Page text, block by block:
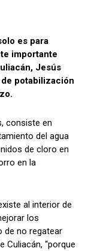
es para
importante
Jesús
potabilización
consiste en
del agua
de cloro en
en la
al interior de
los
de no regatear
Culiacán, “porque